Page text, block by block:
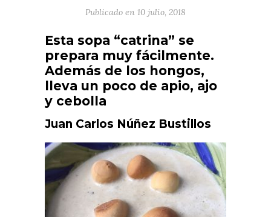
Publicado en 10 julio, 2018
Esta sopa “catrina” se
prepara muy fácilmente.
Además de los hongos,
lleva un poco de apio, ajo
y cebolla
Juan Carlos Núñez Bustillos